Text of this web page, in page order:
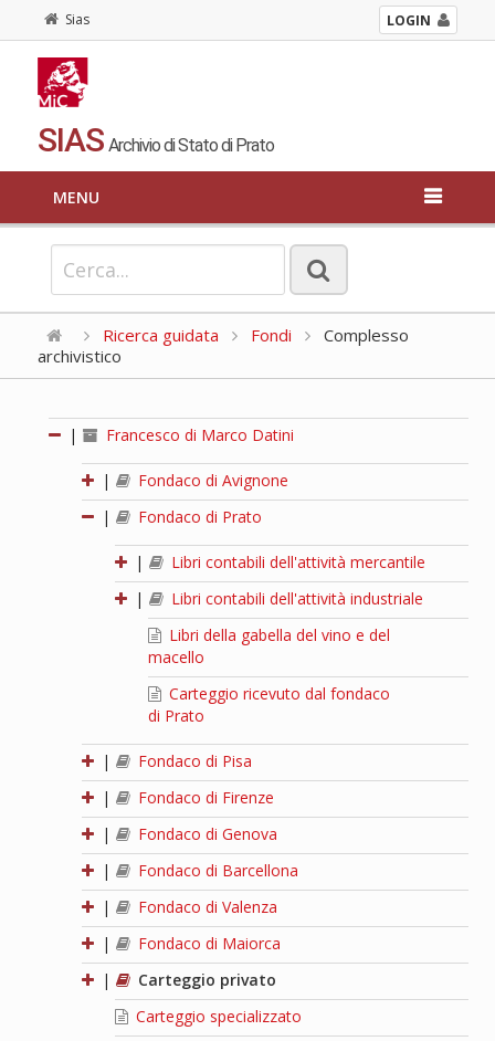
Sias LOGIN
SIAS Archivio di Stato di Prato
MENU
Ricerca guidata Fondi
Complesso
archivistico
| Francesco di Marco Datini
|
Fondaco di Avignone
|
Fondaco di Prato
|
Libri contabili dell'attività mercantile
|
Libri contabili dell'attività industriale
Libri della gabella del vino e del
macello
Carteggio ricevuto dal fondaco
di Prato
|
Fondaco di Pisa
|
Fondaco di Firenze
|
Fondaco di Genova
|
Fondaco di Barcellona
|
Fondaco di Valenza
|
Fondaco di Maiorca
|
Carteggio privato
Carteggio specializzato